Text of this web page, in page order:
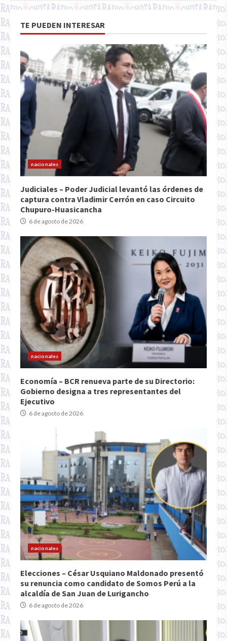
TE PUEDEN INTERESAR
nacionales
Judiciales – Poder Judicial levantó las órdenes de
captura contra Vladimir Cerrón en caso Circuito
Chupuro-Huasicancha
6 de agosto de 2026
nacionales
Economía – BCR renueva parte de su Directorio:
Gobierno designa a tres representantes del
Ejecutivo
6 de agosto de 2026
nacionales
Elecciones – César Usquiano Maldonado presentó
su renuncia como candidato de Somos Perú a la
alcaldía de San Juan de Lurigancho
6 de agosto de 2026